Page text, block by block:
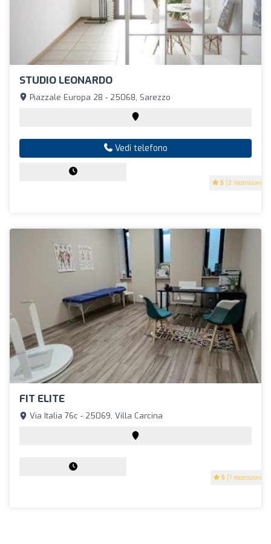
STUDIO LEONARDO
5 (2 recensioni)
Piazzale Europa 28 - 25068, Sarezzo
Vedi telefono
FIT ELITE
5 (1 recensioni)
Via Italia 76c - 25069, Villa Carcina